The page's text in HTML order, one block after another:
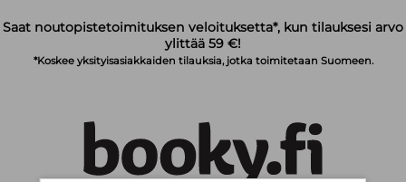
Saat noutopistetoimituksen veloituksetta*, kun tilauksesi arvo
ylittää 59 €!
*Koskee yksityisasiakkaiden tilauksia, jotka toimitetaan Suomeen.